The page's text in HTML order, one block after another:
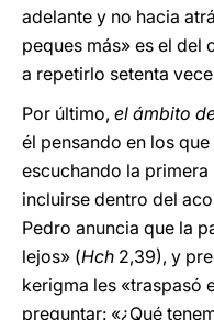
adelante y no hacia
peques más» es el del
a repetirlo setenta
Por último, el ámbito
él pensando en los
escuchando la
incluirse dentro del
Pedro anuncia que la
lejos» (Hch 2,39), y
kerigma les «traspasó
preguntar: «¿Qué